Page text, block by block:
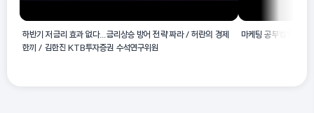
하반기 저금리 효과 없다...금리상승 방어 전략 짜라 / 허란의 경제
한끼 / 김한진 KTB투자증권 수석연구위원
마케팅 공부법? 5가지